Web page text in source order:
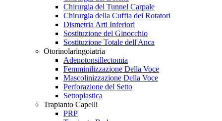
Chirurgia del Tunnel Carpale
Chirurgia della Cuffia dei Rotatori
Dismetria Arti Inferiori
Sostituzione del Ginocchio
Sostituzione Totale dell'Anca
Otorinolaringoiatria
Adenotonsillectomia
Femminilizzazione Della Voce
Mascolinizzazione Della Voce
Perforazione del Setto
Settoplastica
Trapianto Capelli
PRP